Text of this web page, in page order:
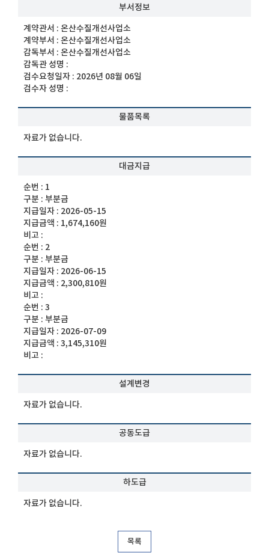
부서정보
계약관서 :온산수질개선사업소
계약부서 :온산수질개선사업소
감독부서 :온산수질개선사업소
감독관 성명 :
검수요청일자 : 2026년 08월 06일
검수자 성명 :
물품목록
자료가 없습니다.
대금지급
순번 : 1
구분 :부분금
지급일자 : 2026-05-15
지급금액 : 1,674,160원
비고 :
순번 : 2
구분 :부분금
지급일자 : 2026-06-15
지급금액 : 2,300,810원
비고 :
순번 :3
구분 :부분금
지급일자 : 2026-07-09
지급금액 :3,145,310원
비고 :
설계변경
자료가 없습니다.
공동도급
자료가 없습니다.
하도급
자료가 없습니다.
목록